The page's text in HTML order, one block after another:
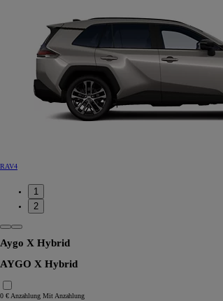
RAV4
1
2
Aygo X Hybrid
AYGO X Hybrid
0 € Anzahlung Mit Anzahlung